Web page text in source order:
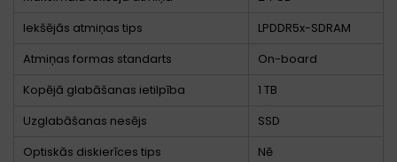
Iekšējās atmiņas tips
LPDDR5x-SDRAM
Atmiņas formas standarts
On-board
Kopējā glabāšanas ietilpība
1 TB
Uzglabāšanas nesējs
SSD
Optiskās diskierīces tips
Nē